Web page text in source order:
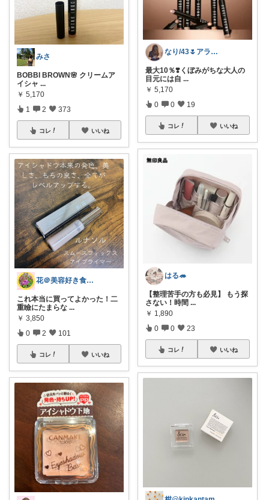
みさ
BOBBI BROWN🌸 クリームア
イシャ ...
￥ 5,170
1 2 373
コレ いいね
花＠美容好き食いしん坊💎オリ写みてみて
これ本当に買ってよかった！二
重瞼にたまらな ...
￥ 3,850
0 2 101
コレ いいね
なり/43🌷アラフォー向けリアル美容
最大10％❣️くぼみがちな大人の
目元には自 ...
￥ 5,170
0 0 19
コレ いいね
はる🦔
【整理苦手の方も必見】 もう探
さない！時間 ...
￥ 1,890
0 0 23
コレ いいね